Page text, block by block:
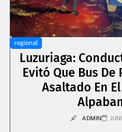
regional
Luzuriaga:
Evitó Que Bus De
Asaltado En
ADMIN